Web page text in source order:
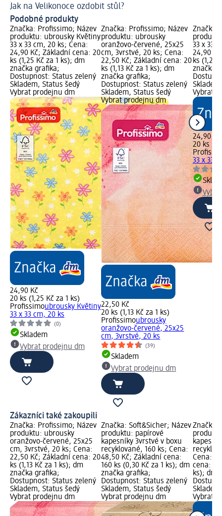
Jak na Velikonoce ozdobit stůl?
Podobné produkty
Značka: Profissimo; Název
produktu: ubrousky Květiny
33 x 33 cm, 20 ks; Cena:
24,90 Kč; Základní cena: 20
ks (1,25 Kč za 1 ks); dm
značka grafika;
Dostupnost: Status zelený
Skladem, Status šedý
Vybrat prodejnu dm
24,90 Kč
20 ks (1,25 Kč za 1 ks)
Profissimoubrousky Květiny
33 x 33 cm, 20 ks
(0)
Skladem
Vybrat prodejnu dm
Značka: Profissimo; Název
produktu: ubrousky
oranžovo-červené, 25x25
cm, 3vrstvé, 20 ks; Cena:
22,50 Kč; Základní cena: 20
ks (1,13 Kč za 1 ks); dm
značka grafika;
Dostupnost: Status zelený
Skladem, Status šedý
Vybrat prodejnu dm
22,50 Kč
20 ks (1,13 Kč za 1 ks)
Profissimoubrousky
oranžovo-červené, 25x25
cm, 3vrstvé, 20 ks
(39)
Skladem
Vybrat prodejnu dm
Značka:
33 x 33
24,90
ks (1,25
značka
Vybrat
24,90 Kč
20 ks
33 x 33
Zákazníci také zakoupili
Značka: Profissimo; Název
produktu: ubrousky
oranžovo-červené, 25x25
cm, 3vrstvé, 20 ks; Cena:
22,50 Kč; Základní cena: 20
ks (1,13 Kč za 1 ks); dm
značka grafika;
Dostupnost: Status zelený
Skladem, Status šedý
Vybrat prodejnu dm
Značka: Soft&Sicher; Název
produktu: papírové
kapesníky 3vrstvé v boxu
recyklované, 160 ks; Cena:
48,50 Kč; Základní cena:
160 ks (0,30 Kč za 1 ks); dm
značka grafika;
Dostupnost: Status zelený
Skladem, Status šedý
Vybrat prodejnu dm
Značka:
Cena:
cena:
ks); dm
Vybrat